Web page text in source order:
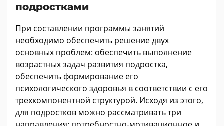
подростками
При составлении программы занятий
необходимо обеспечить решение двух
основных проблем: обеспечить выполнение
возрастных задач развития подростка,
обеспечить формирование его
психологического здоровья в соответствии с его
трехкомпонентной структурой. Исходя из этого,
для подростков можно рассматривать три